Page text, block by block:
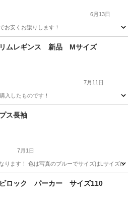
6月13日
お安くお譲りします！
ヘルスケア orange
リムレギンス 新品 Mサイズ
7月11日
入したものです！
新品
ス長袖
7月1日
ります！ 色は写真のブルーでサイズはLサイズに
その他 シアー
ロック パーカー サイズ110